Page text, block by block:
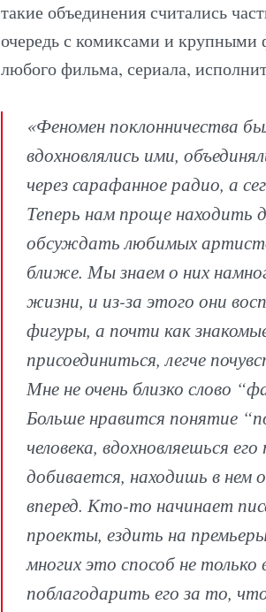
такие объединения считались
очередь с комиксами и крупными
любого фильма, сериала,
«Феномен поклонничества
вдохновлялись ими,
через сарафанное радио, а
Теперь нам проще находить
обсуждать любимых
ближе. Мы знаем о них
жизни, и из-за этого они
фигуры, а почти как
присоединиться, легче
Мне не очень близко слово
Больше нравится понятие
человека, вдохновляешься
добивается, находишь в
вперед. Кто-то начинает
проекты, ездить на
многих это способ не
поблагодарить его за то,